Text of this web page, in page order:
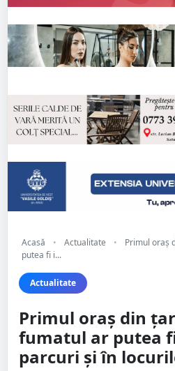
Acasă • Actualitate •
Primul oraş
putea fi i...
Actualitate
Primul oraş din
fumatul ar putea
parcuri şi în